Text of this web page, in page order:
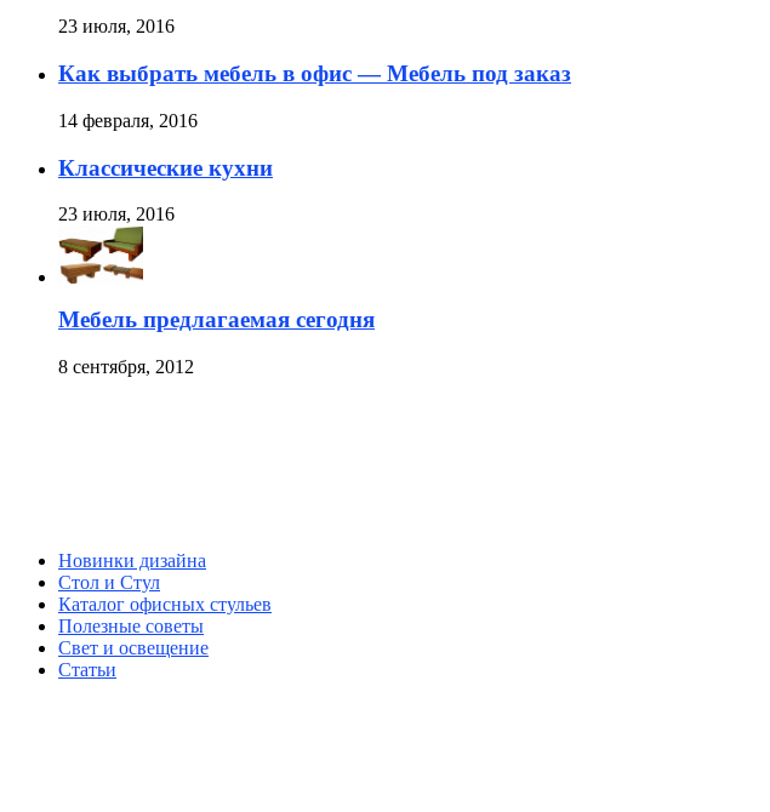
23 июля, 2016
Как выбрать мебель в офис — Мебель под заказ
14 февраля, 2016
Классические кухни
23 июля, 2016
Мебель предлагаемая сегодня
8 сентября, 2012
Новинки дизайна
Стол и Стул
Каталог офисных стульев
Полезные советы
Свет и освещение
Статьи